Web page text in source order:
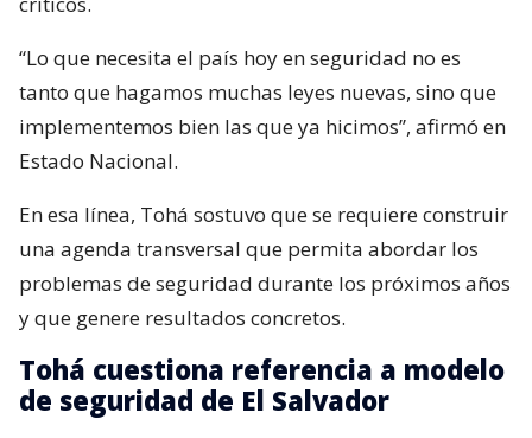
“Lo que necesita el país hoy en seguridad no es
tanto que hagamos muchas leyes nuevas, sino que
implementemos bien las que ya hicimos”, afirmó en
Estado Nacional.
En esa línea, Tohá sostuvo que se requiere construir
una agenda transversal que permita abordar los
problemas de seguridad durante los próximos años
y que genere resultados concretos.
Tohá cuestiona referencia a modelo
de seguridad de El Salvador